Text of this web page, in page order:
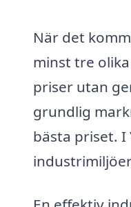
När det
minst tre
priser utan
grundlig
bästa priset.